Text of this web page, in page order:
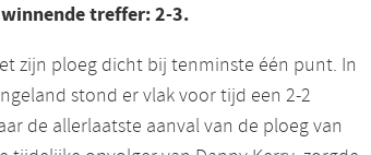
treffer: 2-3.
zijn ploeg dicht bij tenminste één punt. In
stond er vlak voor tijd een 2-2
de allerlaatste aanval van de ploeg van